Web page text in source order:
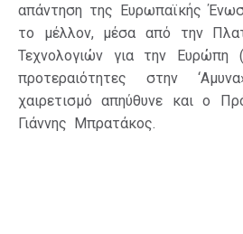
απάντηση της Ευρωπαϊκής
το μέλλον, μέσα από την
Τεχνολογιών για την Ευρώπη
προτεραιότητες στην
χαιρετισμό απηύθυνε και ο
Γιάννης Μπρατάκος.